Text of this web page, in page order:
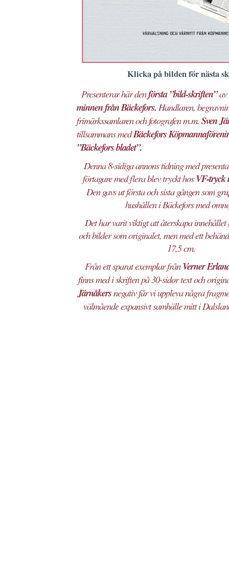
Klicka på bilden för nästa
Presenterar här denförsta”bild-skriften”av
minnen från Bäckefors. Handlaren,
frimärkssamlaren och fotografen m.m. Sven
tillsammans medBäckefors
”Bäckefors bladet”.
Denna 8-sidiga annons tidning med
förtagare med flera blev tryckt hosVF-tryck i
Den gavs ut första och sista gången som
hushållen i Bäckefors med
Det har varit viktigt att återskapa innehållet
och bilder som originalet, men med ett
17,5 cm.
Från ett sparat exemplar frånVerner
finns med i skriften på 30-sidor text och
Järnåkersnegativ får vi uppleva några
välmående expansivt samhälle mitt i